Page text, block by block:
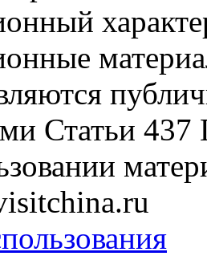
Статьи 437